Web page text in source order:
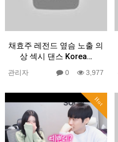
채효주 레전드 옆슴 노출 의
상 섹시 댄스 Korea…
관리자 0 3,977
Hot